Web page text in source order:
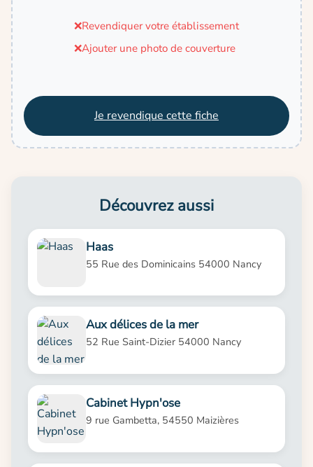
❌Revendiquer votre établissement
❌Ajouter une photo de couverture
Je revendique cette fiche
Découvrez aussi
Haas
55 Rue des Dominicains 54000 Nancy
Aux délices de la mer
52 Rue Saint-Dizier 54000 Nancy
Cabinet Hypn'ose
9 rue Gambetta, 54550 Maizières